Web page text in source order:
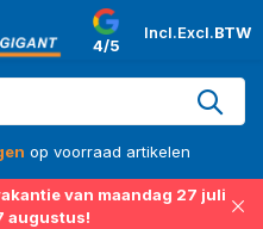
4/5
Incl.Excl.BTW
op voorraad artikelen
van maandag 27 juli
augustus!